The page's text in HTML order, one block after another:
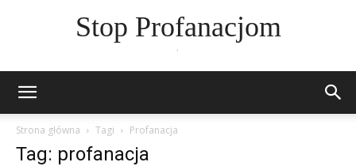
Stop Profanacjom
Strona główna Tagi Profanacja
Tag: profanacja